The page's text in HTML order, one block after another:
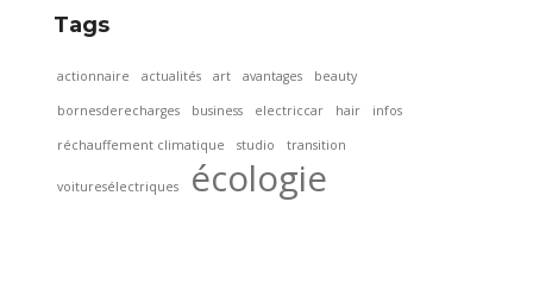
Tags
actionnaire actualités art avantages beauty
bornesderecharges business electriccar hair infos
réchauffement climatique studio transition
voituresélectriques écologie